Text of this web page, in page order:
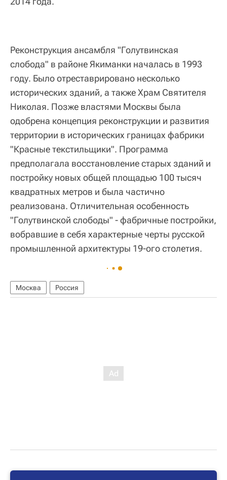
Реконструкция ансамбля "Голутвинская
слобода" в районе Якиманки началась в 1993
году. Было отреставрировано несколько
исторических зданий, а также Храм Святителя
Николая. Позже властями Москвы была
одобрена концепция реконструкции и развития
территории в исторических границах фабрики
"Красные текстильщики". Программа
предполагала восстановление старых зданий и
постройку новых общей площадью 100 тысяч
квадратных метров и была частично
реализована. Отличительная особенность
"Голутвинской слободы" - фабричные постройки,
вобравшие в себя характерные черты русской
промышленной архитектуры 19-ого столетия.
Москва Россия